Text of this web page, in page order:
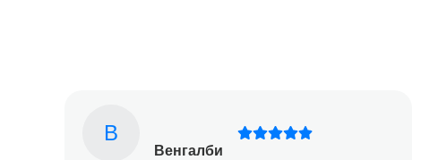
В
Венгалби